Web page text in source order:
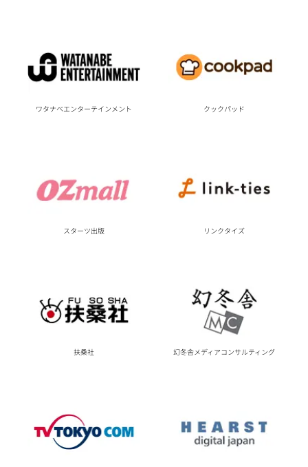
ワタナベエンターテインメント クックパッド
スターツ出版 リンクタイズ
扶桑社 幻冬舎メディアコンサルティング